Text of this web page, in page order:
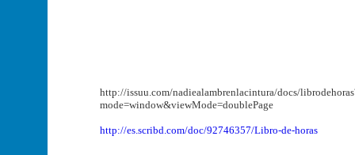
http://issuu.com/nadiealambrenlacintura/docs/
mode=window&viewMode=doublePage
http://es.scribd.com/doc/92746357/Libro-de-horas